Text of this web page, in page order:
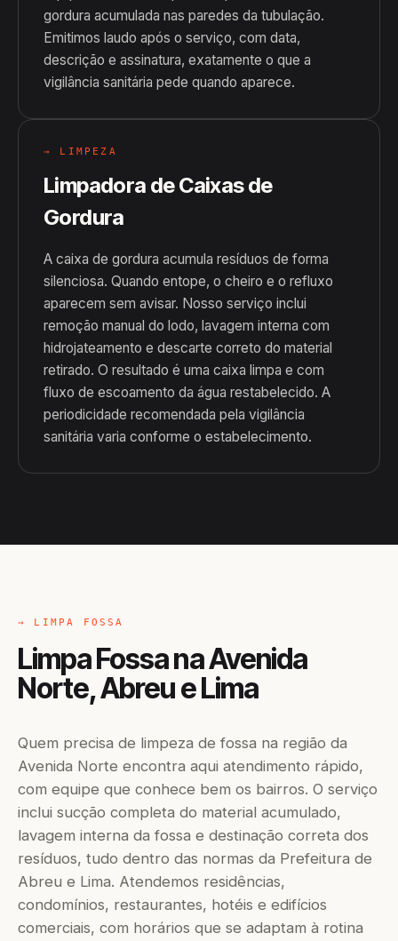
gordura acumulada nas paredes da tubulação.
Emitimos laudo após o serviço, com data,
descrição e assinatura, exatamente o que a
vigilância sanitária pede quando aparece.
→ LIMPEZA
Limpadora de Caixas de
Gordura
A caixa de gordura acumula resíduos de forma
silenciosa. Quando entope, o cheiro e o refluxo
aparecem sem avisar. Nosso serviço inclui
remoção manual do lodo, lavagem interna com
hidrojateamento e descarte correto do material
retirado. O resultado é uma caixa limpa e com
fluxo de escoamento da água restabelecido. A
periodicidade recomendada pela vigilância
sanitária varia conforme o estabelecimento.
→ LIMPA FOSSA
Limpa Fossa na Avenida
Norte, Abreu e Lima
Quem precisa de limpeza de fossa na região da
Avenida Norte encontra aqui atendimento rápido,
com equipe que conhece bem os bairros. O serviço
inclui sucção completa do material acumulado,
lavagem interna da fossa e destinação correta dos
resíduos, tudo dentro das normas da Prefeitura de
Abreu e Lima. Atendemos residências,
condomínios, restaurantes, hotéis e edifícios
comerciais, com horários que se adaptam à rotina